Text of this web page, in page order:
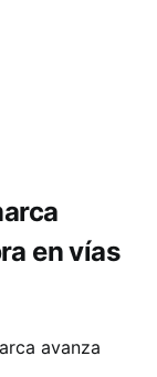
en vías
avanza